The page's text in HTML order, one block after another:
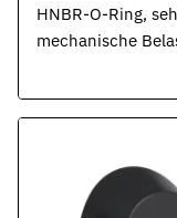
HNBR-O-Ring,
mechanische